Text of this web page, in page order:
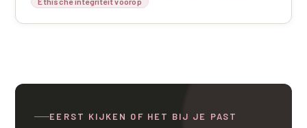
XL Hair
EERST KIJKEN OF HET BIJ JE PAST